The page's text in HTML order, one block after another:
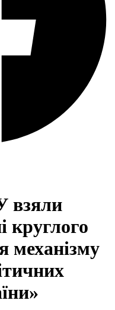
взяли
круглого
механізму